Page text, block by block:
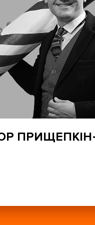
ПРИЩЕПКІН